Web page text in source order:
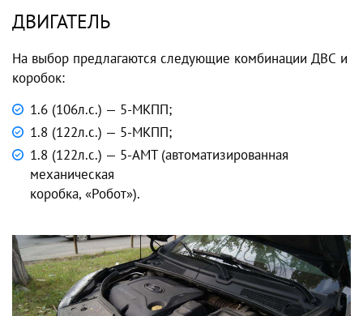
ДВИГАТЕЛЬ
На выбор предлагаются следующие комбинации ДВС и
коробок:
1.6 (106л.с.) — 5-МКПП;
1.8 (122л.с.) — 5-МКПП;
1.8 (122л.с.) — 5-AMT (автоматизированная
механическая
коробка, «Робот»).